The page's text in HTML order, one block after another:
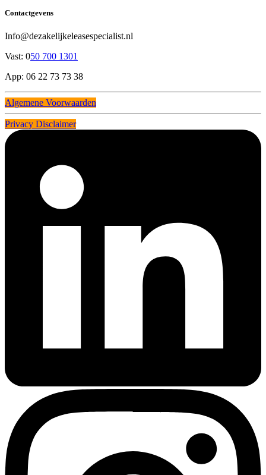
Contactgevens
Info@dezakelijkeleasespecialist.nl
Vast: 050 700 1301
App: 06 22 73 73 38
Algemene Voorwaarden
Privacy Disclaimer